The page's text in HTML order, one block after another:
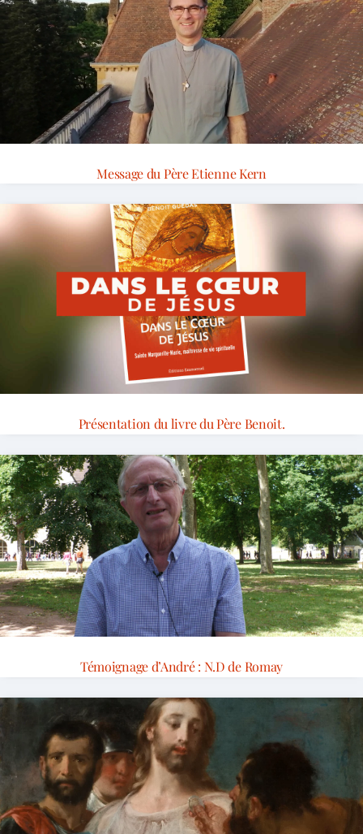
Message du Père Etienne Kern
Présentation du livre du Père Benoit.
Témoignage d’André : N.D de Romay